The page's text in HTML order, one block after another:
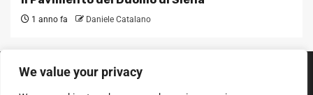
We value your privacy
1 anno fa Daniele Catalano
SEGUICI SUI SOCIAL